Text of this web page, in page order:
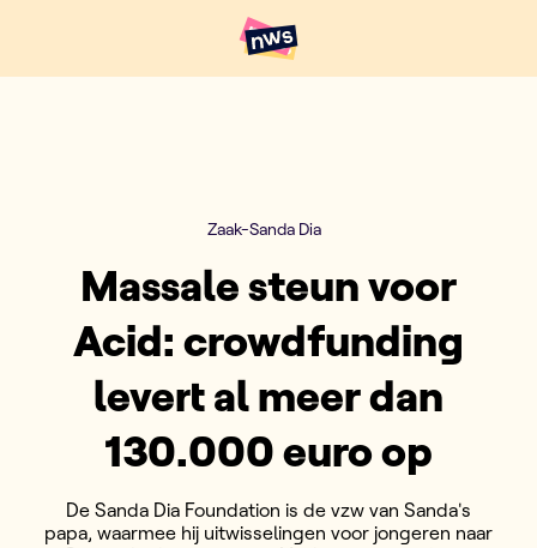
Hoofdpunten VRT NWS
Zaak-Sanda Dia
Massale steun voor
Acid: crowdfunding
levert al meer dan
130.000 euro op
De Sanda Dia Foundation is de vzw van Sanda's
papa, waarmee hij uitwisselingen voor jongeren naar